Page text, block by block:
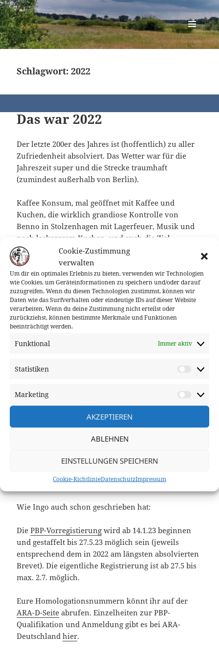
Cookie-Zustimmung
verwalten
Um dir ein optimales Erlebnis zu bieten, verwenden wir Technologien
wie Cookies, um Geräteinformationen zu speichern und/oder darauf
zuzugreifen. Wenn du diesen Technologien zustimmst, können wir
Daten wie das Surfverhalten oder eindeutige IDs auf dieser Website
verarbeiten. Wenn du deine Zustimmung nicht erteilst oder
zurückziehst, können bestimmte Merkmale und Funktionen
beeinträchtigt werden.
Funktional Immer aktiv
Statistiken
Marketing
AKZEPTIEREN
ABLEHNEN
EINSTELLUNGEN SPEICHERN
Cookie-RichtlinieDatenschutzImpressum
Berlin-Brandenburg Randonneure
MENÜ
UND
Schlagwort:2022
Das war 2022
Der letzte 200er des Jahres ist (hoffentlich) zu aller
Zufriedenheit absolviert. Das Wetter war für die
Jahreszeit super und die Strecke traumhaft
(zumindest außerhalb von Berlin).
Kaffee Konsum, mal geöffnet mit Kaffee und
Kuchen, die wirklich grandiose Kontrolle von
Benno in Stolzenhagen mit Lagerfeuer, Musik und
noch leckererem Kuchen, und auch die Ziel-
Location imLandhaus Rosenthal
Wünsche offen gelassen.
Vielen Dank an Benno und seiner Familie, Martin
mit Familie und dem Team vom Landhaus!
Wenn jemand Fotos von der Strecke oder den
Kontrollen gemacht hat, gerne her damit.
dieses Jahr in Berlin ca. 195.000 Brvet-Kilometer
Draufklicken wird eine PDF runtergeladen):
Landschaft radeln…
Wie Ingo auch schon geschrieben hat:
DiePBP-Vorregistierung wird ab 14.1.23 beginnen
und gestaffelt bis 27.5.23 möglich sein (jeweils
entsprechend dem in 2022 am längsten absolvierten
Brevet). Die eigentliche Registrierung ist ab 27.5 bis
max. 2.7. möglich.
Eure Homologationsnummern könnt ihr auf der
ARA-D-Seite abrufen. Einzelheiten zur PBP-
Qualifikation und Anmeldung gibt es bei ARA-
Deutschlandhier.